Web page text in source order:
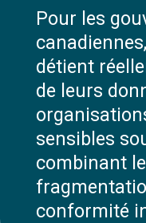
Pour les
détient
de leurs
sensibles
combinant
conformité